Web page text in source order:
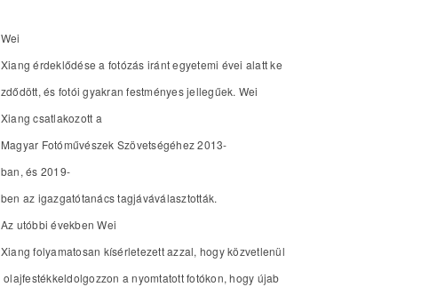
Wei
Xiang érdeklődése a fotózás iránt egyetemi évei alatt ke
zdődött, és fotói gyakran festményes jellegűek. Wei
Xiang csatlakozott a
Magyar Fotóművészek Szövetségéhez 2013-
ban, és 2019-
ben az igazgatótanács tagjáváválasztották.
Az utóbbi években Wei
Xiang folyamatosan kísérletezett azzal, hogy közvetlenül
olajfestékkeldolgozzon a nyomtatott fotókon, hogy újab